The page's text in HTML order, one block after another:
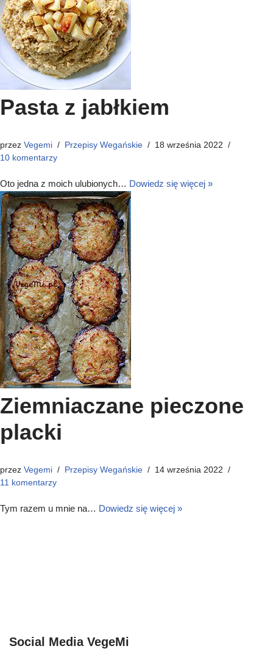
Pasta z jabłkiem
przez Vegemi Przepisy Wegańskie
18 września 2022
10 komentarzy
Oto jedna z moich ulubionych… Dowiedz się więcej »
Ziemniaczane pieczone
placki
przez Vegemi Przepisy Wegańskie
14 września 2022
11 komentarzy
Tym razem u mnie na… Dowiedz się więcej »
Social Media VegeMi